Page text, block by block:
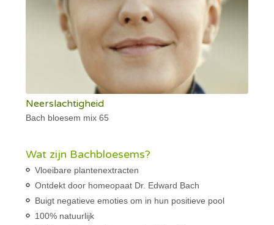
Neerslachtigheid
Bach bloesem mix 65
Wat zijn Bachbloesems?
Vloeibare plantenextracten
Ontdekt door homeopaat Dr. Edward Bach
Buigt negatieve emoties om in hun positieve pool
100% natuurlijk